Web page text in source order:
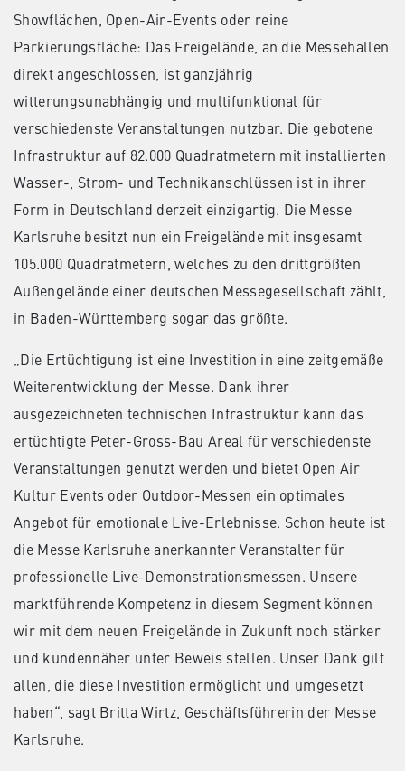
Showflächen, Open-Air-Events oder reine
Parkierungsfläche: Das Freigelände, an die Messehallen
direkt angeschlossen, ist ganzjährig
witterungsunabhängig und multifunktional für
verschiedenste Veranstaltungen nutzbar. Die gebotene
Infrastruktur auf 82.000 Quadratmetern mit installierten
Wasser-, Strom- und Technikanschlüssen ist in ihrer
Form in Deutschland derzeit einzigartig. Die Messe
Karlsruhe besitzt nun ein Freigelände mit insgesamt
105.000 Quadratmetern, welches zu den drittgrößten
Außengelände einer deutschen Messegesellschaft zählt,
in Baden-Württemberg sogar das größte.
„Die Ertüchtigung ist eine Investition in eine zeitgemäße
Weiterentwicklung der Messe. Dank ihrer
ausgezeichneten technischen Infrastruktur kann das
ertüchtigte Peter-Gross-Bau Areal für verschiedenste
Veranstaltungen genutzt werden und bietet Open Air
Kultur Events oder Outdoor-Messen ein optimales
Angebot für emotionale Live-Erlebnisse. Schon heute ist
die Messe Karlsruhe anerkannter Veranstalter für
professionelle Live-Demonstrationsmessen. Unsere
marktführende Kompetenz in diesem Segment können
wir mit dem neuen Freigelände in Zukunft noch stärker
und kundennäher unter Beweis stellen. Unser Dank gilt
allen, die diese Investition ermöglicht und umgesetzt
haben“, sagt Britta Wirtz, Geschäftsführerin der Messe
Karlsruhe.